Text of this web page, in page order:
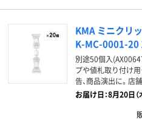
KMA ミニクリ
K-MC-0001-20
別途50個入
プや値札取り付け
告、商品演出に。店
お届け日：8月20日（